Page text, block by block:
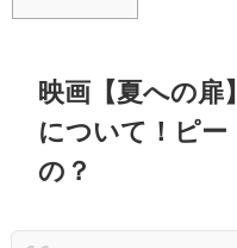
映画【夏への扉
について！ピー
の？